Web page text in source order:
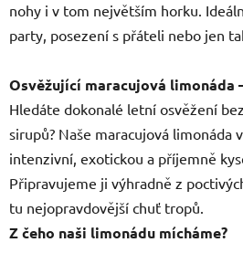
nohy i v tom největším horku.
party, posezení s přáteli nebo jen
Osvěžující maracujová limonáda
Hledáte dokonalé letní osvěžení
sirupů? Naše maracujová limonáda
intenzivní, exotickou a příjemně
Připravujeme ji výhradně z
tu nejopravdovější chuť tropů.
Z čeho naši limonádu mícháme?